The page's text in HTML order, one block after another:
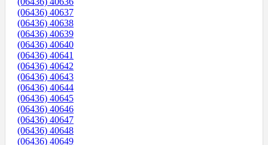
(06436) 40637
(06436) 40638
(06436) 40639
(06436) 40640
(06436) 40641
(06436) 40642
(06436) 40643
(06436) 40644
(06436) 40645
(06436) 40646
(06436) 40647
(06436) 40648
(06436) 40649